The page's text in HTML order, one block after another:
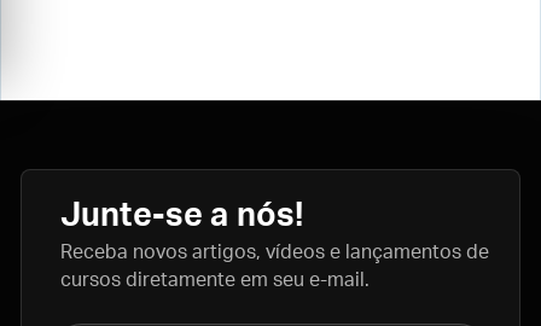
Junte-se a nós!
Receba novos artigos, vídeos e lançamentos de
cursos diretamente em seu e-mail.